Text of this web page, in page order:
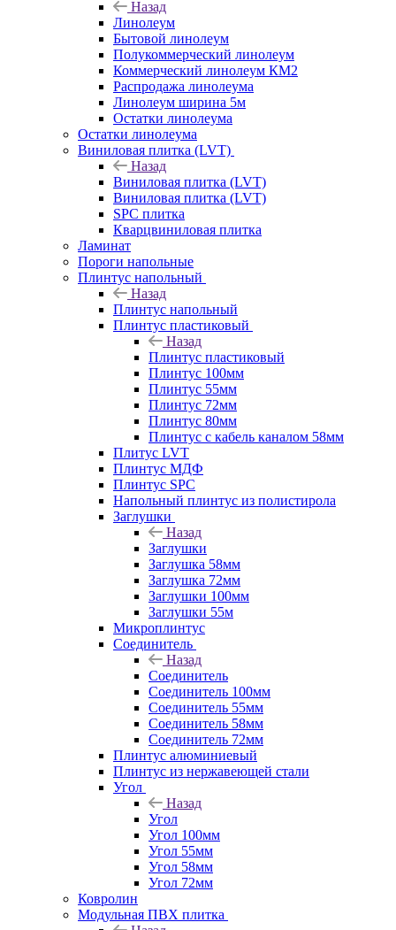
Назад
Линолеум
Бытовой линолеум
Полукоммерческий линолеум
Коммерческий линолеум КМ2
Распродажа линолеума
Линолеум ширина 5м
Остатки линолеума
Остатки линолеума
Виниловая плитка (LVT)
Назад
Виниловая плитка (LVT)
Виниловая плитка (LVT)
SPC плитка
Кварцвиниловая плитка
Ламинат
Пороги напольные
Плинтус напольный
Назад
Плинтус напольный
Плинтус пластиковый
Назад
Плинтус пластиковый
Плинтус 100мм
Плинтус 55мм
Плинтус 72мм
Плинтус 80мм
Плинтус с кабель каналом 58мм
Плитус LVT
Плинтус МДФ
Плинтус SPC
Напольный плинтус из полистирола
Заглушки
Назад
Заглушки
Заглушка 58мм
Заглушка 72мм
Заглушки 100мм
Заглушки 55м
Микроплинтус
Соединитель
Назад
Соединитель
Соединитель 100мм
Соединитель 55мм
Соединитель 58мм
Соединитель 72мм
Плинтус алюминиевый
Плинтус из нержавеющей стали
Угол
Назад
Угол
Угол 100мм
Угол 55мм
Угол 58мм
Угол 72мм
Ковролин
Модульная ПВХ плитка